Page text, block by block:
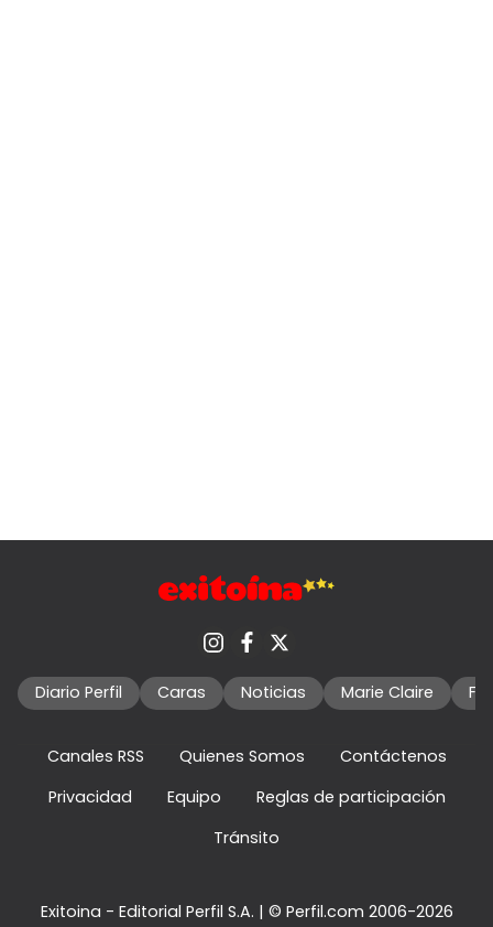
Diario Perfil Caras Noticias Marie Claire
Canales RSS Quienes Somos
Contáctenos
Privacidad
Equipo
Reglas de participación
Tránsito
Exitoina - Editorial Perfil S.A. | © Perfil.com 2006-2026